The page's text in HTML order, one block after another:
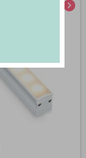
chevron_right